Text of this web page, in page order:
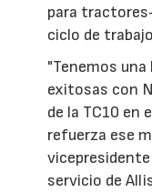
para
ciclo de
"Tenemos
exitosas con
de la TC10 en
refuerza ese
servicio de